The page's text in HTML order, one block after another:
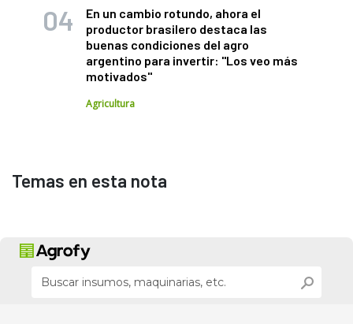
En un cambio rotundo, ahora el
productor brasilero destaca las
buenas condiciones del agro
argentino para invertir: "Los veo más
motivados"
Agricultura
Temas en esta nota